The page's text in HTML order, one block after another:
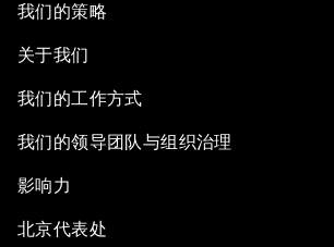
我们的策略
关于我们
我们的工作方式
我们的领导团队与组织治理
影响力
北京代表处